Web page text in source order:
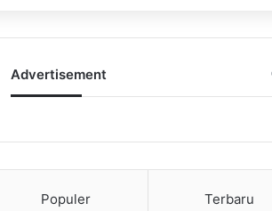
Advertisement
Populer Terbaru